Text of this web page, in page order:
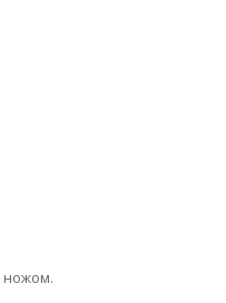
ножом.